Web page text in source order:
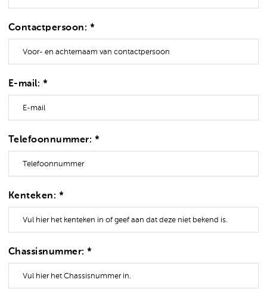
Contactpersoon: *
E-mail: *
Telefoonnummer: *
Kenteken: *
Chassisnummer: *